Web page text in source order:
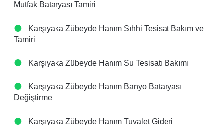
Mutfak Bataryası Tamiri
Karşıyaka Zübeyde Hanım Sıhhi Tesisat Bakım ve
Tamiri
Karşıyaka Zübeyde Hanım Su Tesisatı Bakımı
Karşıyaka Zübeyde Hanım Banyo Bataryası
Değiştirme
Karşıyaka Zübeyde Hanım Tuvalet Gideri